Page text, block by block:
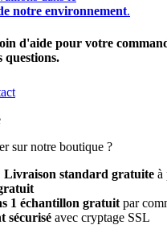
notre environnement.
d'aide pour votre
questions.
sur notre boutique ?
Livraison standard gratuite à
1 échantillon gratuit par
sécurisé avec cryptage SSL